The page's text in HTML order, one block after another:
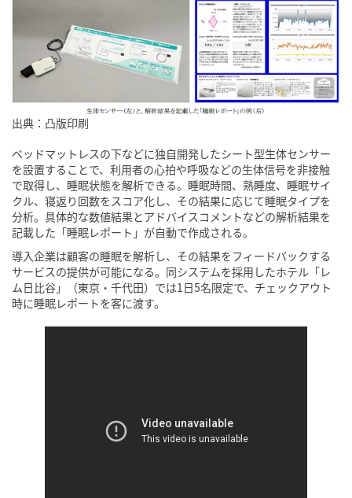
出典：凸版印刷
ベッドマットレスの下などに独自開発したシート型生体センサー
を設置することで、利用者の心拍や呼吸などの生体信号を非接触
で取得し、睡眠状態を解析できる。睡眠時間、熟睡度、睡眠サイ
クル、寝返り回数をスコア化し、その結果に応じて睡眠タイプを
分析。具体的な数値結果とアドバイスコメントなどの解析結果を
記載した「睡眠レポート」が自動で作成される。
導入企業は顧客の睡眠を解析し、その結果をフィードバックする
サービスの提供が可能になる。同システムを採用したホテル「レ
ム日比谷」（東京・千代田）では1日5名限定で、チェックアウト
時に睡眠レポートを客に渡す。